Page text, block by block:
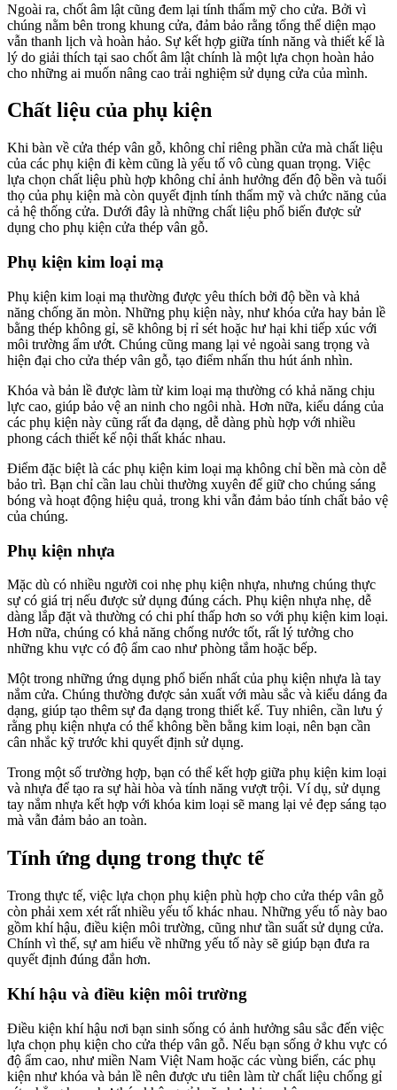
Ngoài ra, chốt âm lật cũng đem lại tính thẩm mỹ cho cửa. Bởi vì
chúng nằm bên trong khung cửa, đảm bảo rằng tổng thể diện mạo
vẫn thanh lịch và hoàn hảo. Sự kết hợp giữa tính năng và thiết kế là
lý do giải thích tại sao chốt âm lật chính là một lựa chọn hoàn hảo
cho những ai muốn nâng cao trải nghiệm sử dụng cửa của mình.
Chất liệu của phụ kiện
Khi bàn về cửa thép vân gỗ, không chỉ riêng phần cửa mà chất liệu
của các phụ kiện đi kèm cũng là yếu tố vô cùng quan trọng. Việc
lựa chọn chất liệu phù hợp không chỉ ảnh hưởng đến độ bền và tuổi
thọ của phụ kiện mà còn quyết định tính thẩm mỹ và chức năng của
cả hệ thống cửa. Dưới đây là những chất liệu phổ biến được sử
dụng cho phụ kiện cửa thép vân gỗ.
Phụ kiện kim loại mạ
Phụ kiện kim loại mạ thường được yêu thích bởi độ bền và khả
năng chống ăn mòn. Những phụ kiện này, như khóa cửa hay bản lề
bằng thép không gỉ, sẽ không bị rỉ sét hoặc hư hại khi tiếp xúc với
môi trường ẩm ướt. Chúng cũng mang lại vẻ ngoài sang trọng và
hiện đại cho cửa thép vân gỗ, tạo điểm nhấn thu hút ánh nhìn.
Khóa và bản lề được làm từ kim loại mạ thường có khả năng chịu
lực cao, giúp bảo vệ an ninh cho ngôi nhà. Hơn nữa, kiểu dáng của
các phụ kiện này cũng rất đa dạng, dễ dàng phù hợp với nhiều
phong cách thiết kế nội thất khác nhau.
Điểm đặc biệt là các phụ kiện kim loại mạ không chỉ bền mà còn dễ
bảo trì. Bạn chỉ cần lau chùi thường xuyên để giữ cho chúng sáng
bóng và hoạt động hiệu quả, trong khi vẫn đảm bảo tính chất bảo vệ
của chúng.
Phụ kiện nhựa
Mặc dù có nhiều người coi nhẹ phụ kiện nhựa, nhưng chúng thực
sự có giá trị nếu được sử dụng đúng cách. Phụ kiện nhựa nhẹ, dễ
dàng lắp đặt và thường có chi phí thấp hơn so với phụ kiện kim loại.
Hơn nữa, chúng có khả năng chống nước tốt, rất lý tưởng cho
những khu vực có độ ẩm cao như phòng tắm hoặc bếp.
Một trong những ứng dụng phổ biến nhất của phụ kiện nhựa là tay
nắm cửa. Chúng thường được sản xuất với màu sắc và kiểu dáng đa
dạng, giúp tạo thêm sự đa dạng trong thiết kế. Tuy nhiên, cần lưu ý
rằng phụ kiện nhựa có thể không bền bằng kim loại, nên bạn cần
cân nhắc kỹ trước khi quyết định sử dụng.
Trong một số trường hợp, bạn có thể kết hợp giữa phụ kiện kim loại
và nhựa để tạo ra sự hài hòa và tính năng vượt trội. Ví dụ, sử dụng
tay nắm nhựa kết hợp với khóa kim loại sẽ mang lại vẻ đẹp sáng tạo
mà vẫn đảm bảo an toàn.
Tính ứng dụng trong thực tế
Trong thực tế, việc lựa chọn phụ kiện phù hợp cho cửa thép vân gỗ
còn phải xem xét rất nhiều yếu tố khác nhau. Những yếu tố này bao
gồm khí hậu, điều kiện môi trường, cũng như tần suất sử dụng cửa.
Chính vì thế, sự am hiểu về những yếu tố này sẽ giúp bạn đưa ra
quyết định đúng đắn hơn.
Khí hậu và điều kiện môi trường
Điều kiện khí hậu nơi bạn sinh sống có ảnh hưởng sâu sắc đến việc
lựa chọn phụ kiện cho cửa thép vân gỗ. Nếu bạn sống ở khu vực có
độ ẩm cao, như miền Nam Việt Nam hoặc các vùng biển, các phụ
kiện như khóa và bản lề nên được ưu tiên làm từ chất liệu chống gỉ